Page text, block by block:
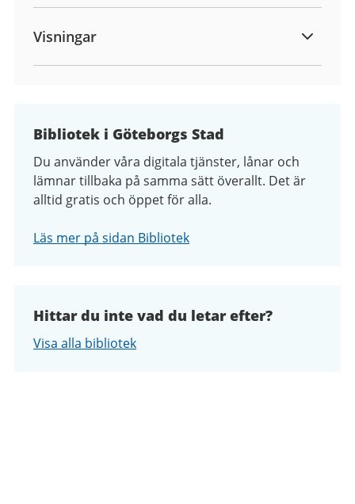
Visningar
Bibliotek i Göteborgs Stad
Du använder våra digitala tjänster, lånar och
lämnar tillbaka på samma sätt överallt. Det är
alltid gratis och öppet för alla.
Läs mer på sidan Bibliotek
Hittar du inte vad du letar efter?
Visa alla bibliotek